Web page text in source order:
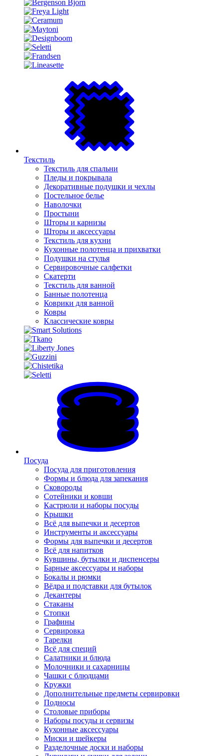
Текстиль
Текстиль для спальни
Пледы и покрывала
Декоративные подушки и чехлы
Постельное белье
Наволочки
Простыни
Шторы и карнизы
Шторы и аксессуары
Текстиль для кухни
Кухонные полотенца и прихватки
Подушки на стулья
Сервировочные салфетки
Скатерти
Текстиль для ванной
Банные полотенца
Коврики для ванной
Ковры
Классические ковры
Посуда
Посуда для приготовления
Формы и блюда для запекания
Сковороды
Сотейники и ковши
Кастрюли и наборы посуды
Крышки
Всё для выпечки и десертов
Инструменты и аксессуары
Формы для выпечки и десертов
Всё для напитков
Кувшины, бутылки и диспенсеры
Барные аксессуары и наборы
Бокалы и рюмки
Вёдра и подставки для бутылок
Декантеры
Стаканы
Стопки
Графины
Сервировка
Тарелки
Всё для специй
Салатники и блюда
Молочники и сахарницы
Чашки с блюдцами
Кружки
Дополнительные предметы сервировки
Подносы
Столовые приборы
Наборы посуды и сервизы
Кухонные аксессуары
Миски и шейкеры
Разделочные доски и наборы